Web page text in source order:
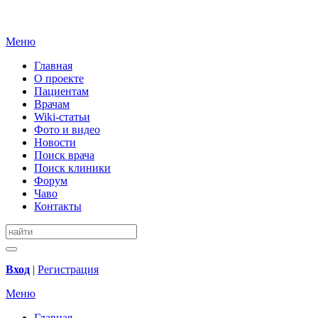
Меню
Главная
О проекте
Пациентам
Врачам
Wiki-статьи
Фото и видео
Новости
Поиск врача
Поиск клиники
Форум
Чаво
Контакты
Вход | Регистрация
Меню